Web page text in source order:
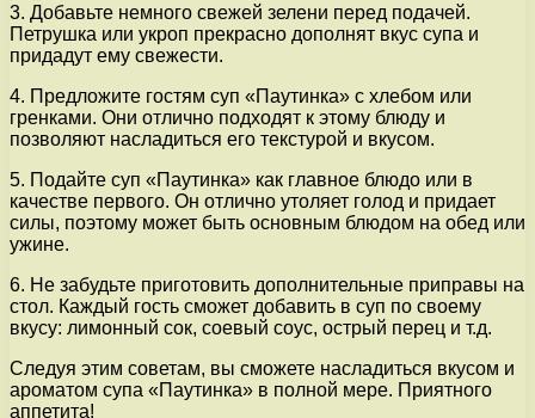
3. Добавьте немного свежей зелени перед подачей.
Петрушка или укроп прекрасно дополнят вкус супа и
придадут ему свежести.
4. Предложите гостям суп «Паутинка» с хлебом или
гренками. Они отлично подходят к этому блюду и
позволяют насладиться его текстурой и вкусом.
5. Подайте суп «Паутинка» как главное блюдо или в
качестве первого. Он отлично утоляет голод и придает
силы, поэтому может быть основным блюдом на обед или
ужине.
6. Не забудьте приготовить дополнительные приправы на
стол. Каждый гость сможет добавить в суп по своему
вкусу: лимонный сок, соевый соус, острый перец и т.д.
Следуя этим советам, вы сможете насладиться вкусом и
ароматом супа «Паутинка» в полной мере. Приятного
аппетита!